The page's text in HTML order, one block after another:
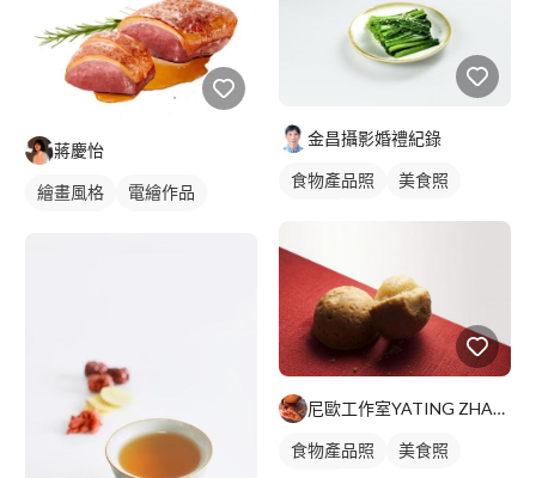
蔣慶怡
繪畫風格
電繪作品
金昌攝影婚禮紀錄
食物產品照
美食照
尼歐工作室YATING ZHAUNG
食物產品照
美食照